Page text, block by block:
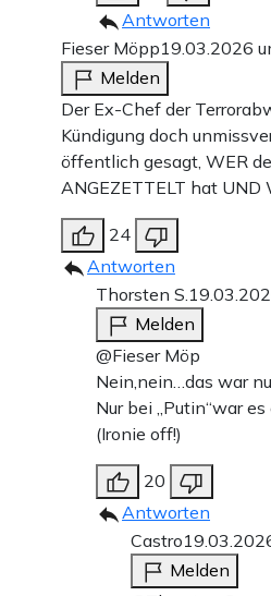
Antworten
Fieser Möpp19.03.2026
Melden
Der Ex-Chef der
Kündigung doch
öffentlich gesagt, WER
ANGEZETTELT hat UND
24
Antworten
Thorsten S.
Melden
@Fieser Möp
Nein,nein…das war
Nur bei „Putin“war
(Ironie off!)
20
Antworten
Castro
Melden